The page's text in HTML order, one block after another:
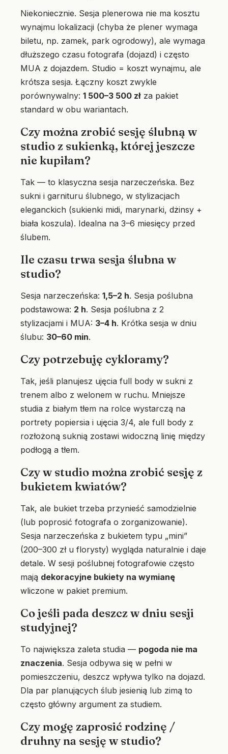
Niekoniecznie. Sesja plenerowa nie ma kosztu
wynajmu lokalizacji (chyba że plener wymaga
biletu, np. zamek, park ogrodowy), ale wymaga
dłuższego czasu fotografa (dojazd) i często
MUA z dojazdem. Studio = koszt wynajmu, ale
krótsza sesja. Łączny koszt zwykle
porównywalny: 1 500–3 500 zł za pakiet
standard w obu wariantach.
Czy można zrobić sesję ślubną w
studio z sukienką, której jeszcze
nie kupiłam?
Tak — to klasyczna sesja narzeczeńska. Bez
sukni i garnituru ślubnego, w stylizacjach
eleganckich (sukienki midi, marynarki, dżinsy +
biała koszula). Idealna na 3–6 miesięcy przed
ślubem.
Ile czasu trwa sesja ślubna w
studio?
Sesja narzeczeńska: 1,5–2 h. Sesja poślubna
podstawowa: 2 h. Sesja poślubna z 2
stylizacjami i MUA: 3–4 h. Krótka sesja w dniu
ślubu: 30–60 min.
Czy potrzebuję cykloramy?
Tak, jeśli planujesz ujęcia full body w sukni z
trenem albo z welonem w ruchu. Mniejsze
studia z białym tłem na rolce wystarczą na
portrety popiersia i ujęcia 3/4, ale full body z
rozłożoną suknią zostawi widoczną linię między
podłogą a tłem.
Czy w studio można zrobić sesję z
bukietem kwiatów?
Tak, ale bukiet trzeba przynieść samodzielnie
(lub poprosić fotografa o zorganizowanie).
Sesja narzeczeńska z bukietem typu „mini”
(200–300 zł u florysty) wygląda naturalnie i daje
detale. W sesji poślubnej fotografowie często
mają dekoracyjne bukiety na wymianę
wliczone w pakiet premium.
Co jeśli pada deszcz w dniu sesji
studyjnej?
To największa zaleta studia — pogoda nie ma
znaczenia. Sesja odbywa się w pełni w
pomieszczeniu, deszcz wpływa tylko na dojazd.
Dla par planujących ślub jesienią lub zimą to
często główny argument za studiem.
Czy mogę zaprosić rodzinę /
druhny na sesję w studio?